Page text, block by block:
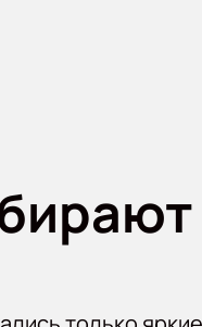
сердце»
интерактивную
онлайн;